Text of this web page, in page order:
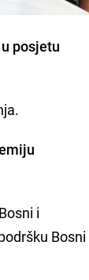
posjetu
i
Bosni